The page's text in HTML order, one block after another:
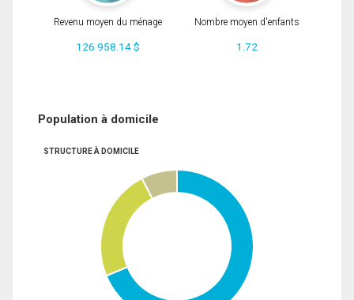
Revenu moyen du ménage
126 958.14 $
Nombre moyen d'enfants
1.72
Population à domicile
STRUCTURE À DOMICILE